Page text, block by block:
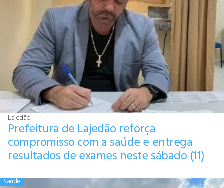
Lajedão
Prefeitura de Lajedão reforça
compromisso com a saúde e entrega
resultados de exames neste sábado (11)
Saúde